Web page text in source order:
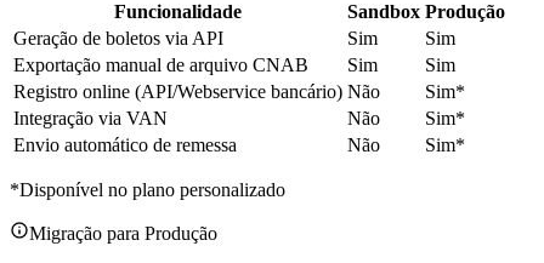
Funcionalidade Sandbox Produção
Geração de boletos via API
Sim
Sim
Exportação manual de arquivo CNAB
Sim
Sim
Registro online (API/Webservice bancário) Não
Sim*
Integração via VAN
Não
Sim*
Envio automático de remessa
Não Sim*
*Disponível no plano personalizado
Migração para Produção